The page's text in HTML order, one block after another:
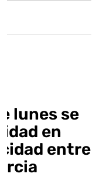
lunes se
en
entre